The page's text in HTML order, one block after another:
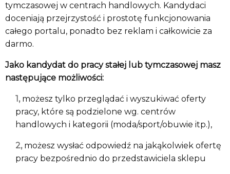
tymczasowej w centrach handlowych. Kandydaci
doceniają przejrzystość i prostotę funkcjonowania
całego portalu, ponadto bez reklam i całkowicie za
darmo.
Jako kandydat do pracy stałej lub tymczasowej masz
następujące możliwości:
możesz tylko przeglądać i wyszukiwać oferty
pracy, które są podzielone wg. centrów
handlowych i kategorii (moda/sport/obuwie itp.),
możesz wysłać odpowiedź na jakąkolwiek ofertę
pracy bezpośrednio do przedstawiciela sklepu